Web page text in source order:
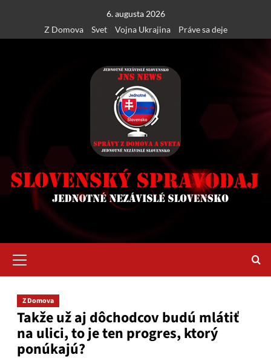
content
6. augusta 2026
Z Domova
Svet Vojna Ukrajina Práve sa deje
Menu
Z Domova
Takže už aj dôchodcov budú mlátiť
na ulici, to je ten progres, ktorý
ponúkajú?